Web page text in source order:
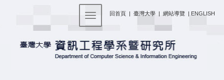
回首頁 | 臺灣大學 | 網站導覽 | ENGLISH
Toggle navigation